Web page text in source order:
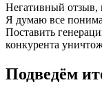
Негативный отзыв,
Я думаю все
Поставить
конкурента
Подведём